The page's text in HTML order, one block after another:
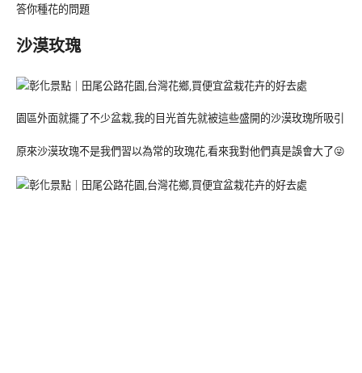
答你種花的問題
沙漠玫瑰
園區外面就擺了不少盆栽,我的目光首先就被這些盛開的沙漠玫瑰所吸引
原來沙漠玫瑰不是我們習以為常的玫瑰花,看來我對他們真是誤會大了😜